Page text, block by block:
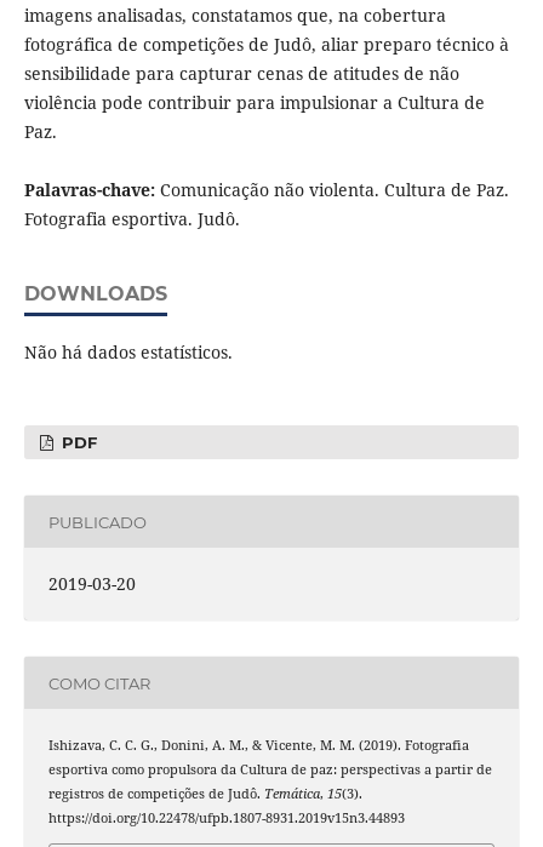
imagens analisadas, constatamos que, na cobertura
fotográfica de competições de Judô, aliar preparo técnico à
sensibilidade para capturar cenas de atitudes de não
violência pode contribuir para impulsionar a Cultura de
Paz.
Palavras-chave:Comunicação não violenta. Cultura de Paz.
Fotografia esportiva. Judô.
DOWNLOADS
Não há dados estatísticos.
PDF
PUBLICADO
2019-03-20
COMO CITAR
Ishizava, C. C. G., Donini, A. M., & Vicente, M. M. (2019). Fotografia
esportiva como propulsora da Cultura de paz: perspectivas a partir de
registros de competições de Judô. Temática, 15(3).
https://doi.org/10.22478/ufpb.1807-8931.2019v15n3.44893